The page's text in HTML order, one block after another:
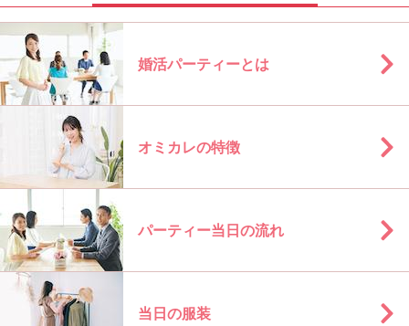
婚活パーティーとは
オミカレの特徴
パーティー当日の流れ
当日の服装